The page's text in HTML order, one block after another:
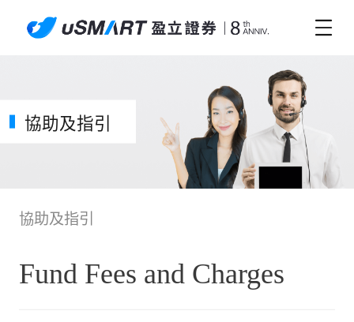
協助及指引
協助及指引
Fund Fees and Charges